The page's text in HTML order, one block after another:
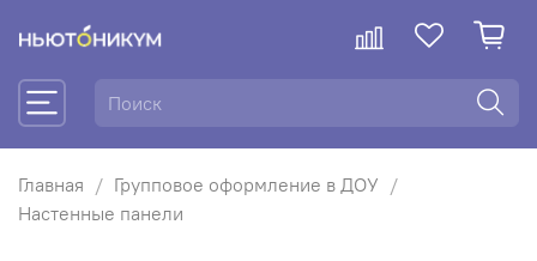
Главная
Групповое оформление в ДОУ
Настенные панели